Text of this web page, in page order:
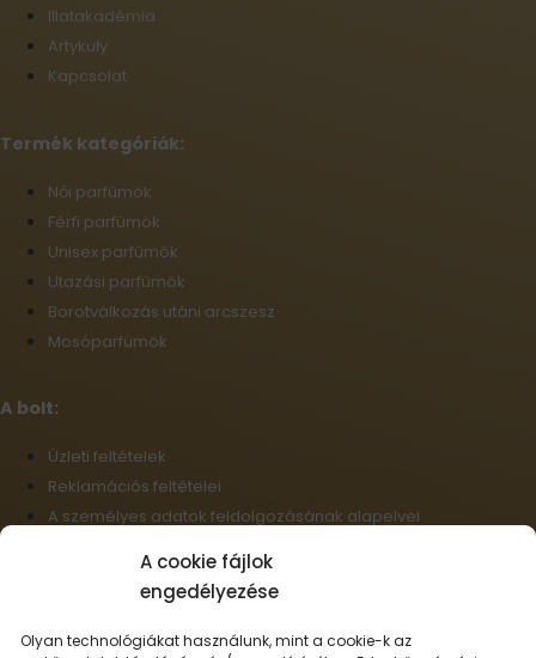
A cookie fájlok
engedélyezése
Olyan technológiákat használunk, mint a cookie-k az
Illatakadémia
Artykuły
Kapcsolat
Termék kategóriák:
Női parfümök
Férfi parfümök
Unisex parfümök
Utazási parfümök
Borotválkozás utáni arcszesz
Mosóparfümök
A bolt:
Üzleti feltételek
Reklamációs feltételei
A személyes adatok feldolgozásának alapelvei
Nagykereskedelem
Elállás a szerződéstől